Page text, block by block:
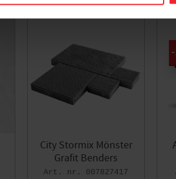
City Stormix Mönster
Grafit Benders
007827417